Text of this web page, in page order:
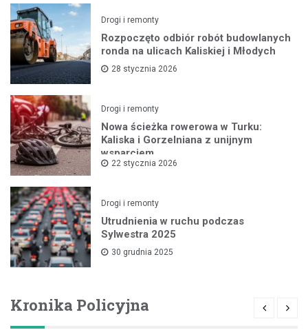
Drogi i remonty
Rozpoczęto odbiór robót budowlanych
ronda na ulicach Kaliskiej i Młodych
28 stycznia 2026
Drogi i remonty
Nowa ścieżka rowerowa w Turku:
Kaliska i Gorzelniana z unijnym
wsparciem
22 stycznia 2026
Drogi i remonty
Utrudnienia w ruchu podczas
Sylwestra 2025
30 grudnia 2025
Kronika Policyjna